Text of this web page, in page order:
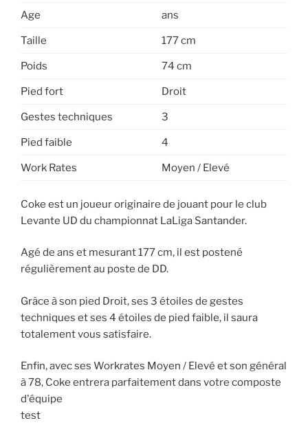
Age ans
Taille 177 cm
Poids 74 cm
Pied fort Droit
Gestes techniques 3
Pied faible 4
Work Rates Moyen / Elevé
Coke est un joueur originaire de jouant pour le club
Levante UD du championnat LaLiga Santander.
Agé de ans et mesurant 177 cm, il est postené
régulièrement au poste de DD.
Grâce à son pied Droit, ses 3 étoiles de gestes
techniques et ses 4 étoiles de pied faible, il saura
totalement vous satisfaire.
Enfin, avec ses Workrates Moyen / Elevé et son général
à 78, Coke entrera parfaitement dans votre composte
d'équipe
test